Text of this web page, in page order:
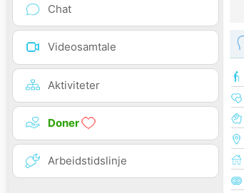
Chat
Videosamtale
Aktiviteter
Doner
Arbeidstidslinje